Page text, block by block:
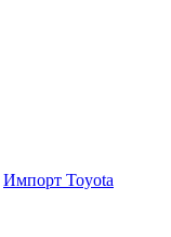
Импорт Toyota